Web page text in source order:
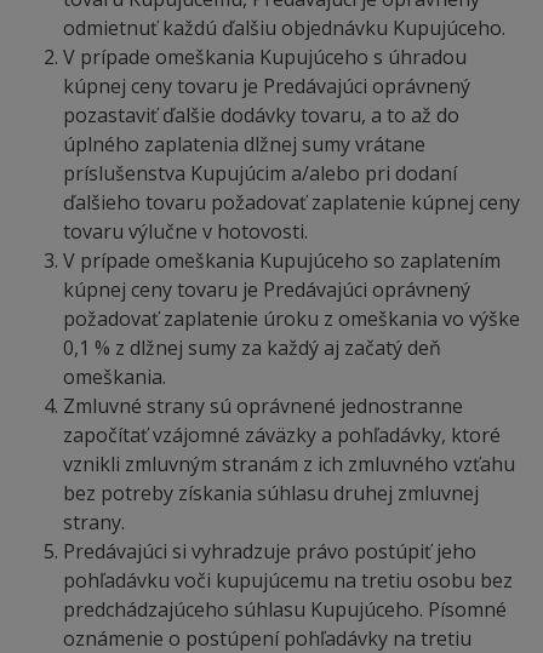
odmietnuť každú ďalšiu objednávku Kupujúceho.
V prípade omeškania Kupujúceho s úhradou
kúpnej ceny tovaru je Predávajúci oprávnený
pozastaviť ďalšie dodávky tovaru, a to až do
úplného zaplatenia dlžnej sumy vrátane
príslušenstva Kupujúcim a/alebo pri dodaní
ďalšieho tovaru požadovať zaplatenie kúpnej ceny
tovaru výlučne v hotovosti.
V prípade omeškania Kupujúceho so zaplatením
kúpnej ceny tovaru je Predávajúci oprávnený
požadovať zaplatenie úroku z omeškania vo výške
0,1 % z dlžnej sumy za každý aj začatý deň
omeškania.
Zmluvné strany sú oprávnené jednostranne
započítať vzájomné záväzky a pohľadávky, ktoré
vznikli zmluvným stranám z ich zmluvného vzťahu
bez potreby získania súhlasu druhej zmluvnej
strany.
Predávajúci si vyhradzuje právo postúpiť jeho
pohľadávku voči kupujúcemu na tretiu osobu bez
predchádzajúceho súhlasu Kupujúceho. Písomné
oznámenie o postúpení pohľadávky na tretiu